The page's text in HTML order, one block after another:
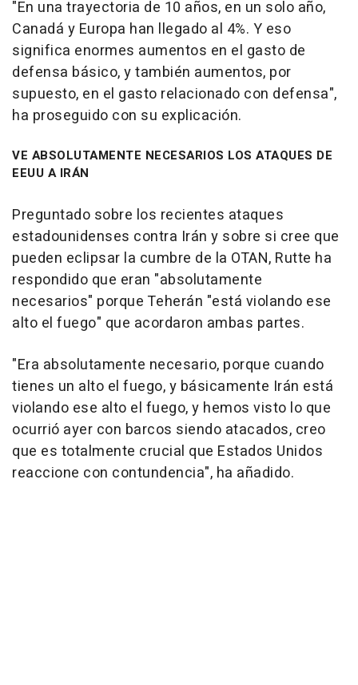
"En una trayectoria de 10 años, en un solo año,
Canadá y Europa han llegado al 4%. Y eso
significa enormes aumentos en el gasto de
defensa básico, y también aumentos, por
supuesto, en el gasto relacionado con defensa",
ha proseguido con su explicación.
VE ABSOLUTAMENTE NECESARIOS LOS ATAQUES DE
EEUU A IRÁN
Preguntado sobre los recientes ataques
estadounidenses contra Irán y sobre si cree que
pueden eclipsar la cumbre de la OTAN, Rutte ha
respondido que eran "absolutamente
necesarios" porque Teherán "está violando ese
alto el fuego" que acordaron ambas partes.
"Era absolutamente necesario, porque cuando
tienes un alto el fuego, y básicamente Irán está
violando ese alto el fuego, y hemos visto lo que
ocurrió ayer con barcos siendo atacados, creo
que es totalmente crucial que Estados Unidos
reaccione con contundencia", ha añadido.